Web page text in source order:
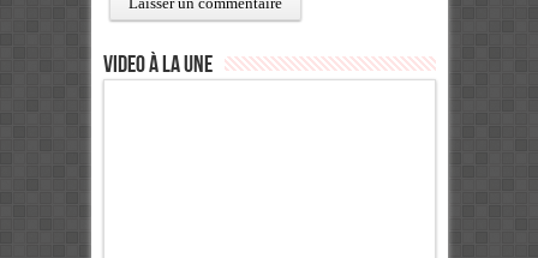
Video à la Une